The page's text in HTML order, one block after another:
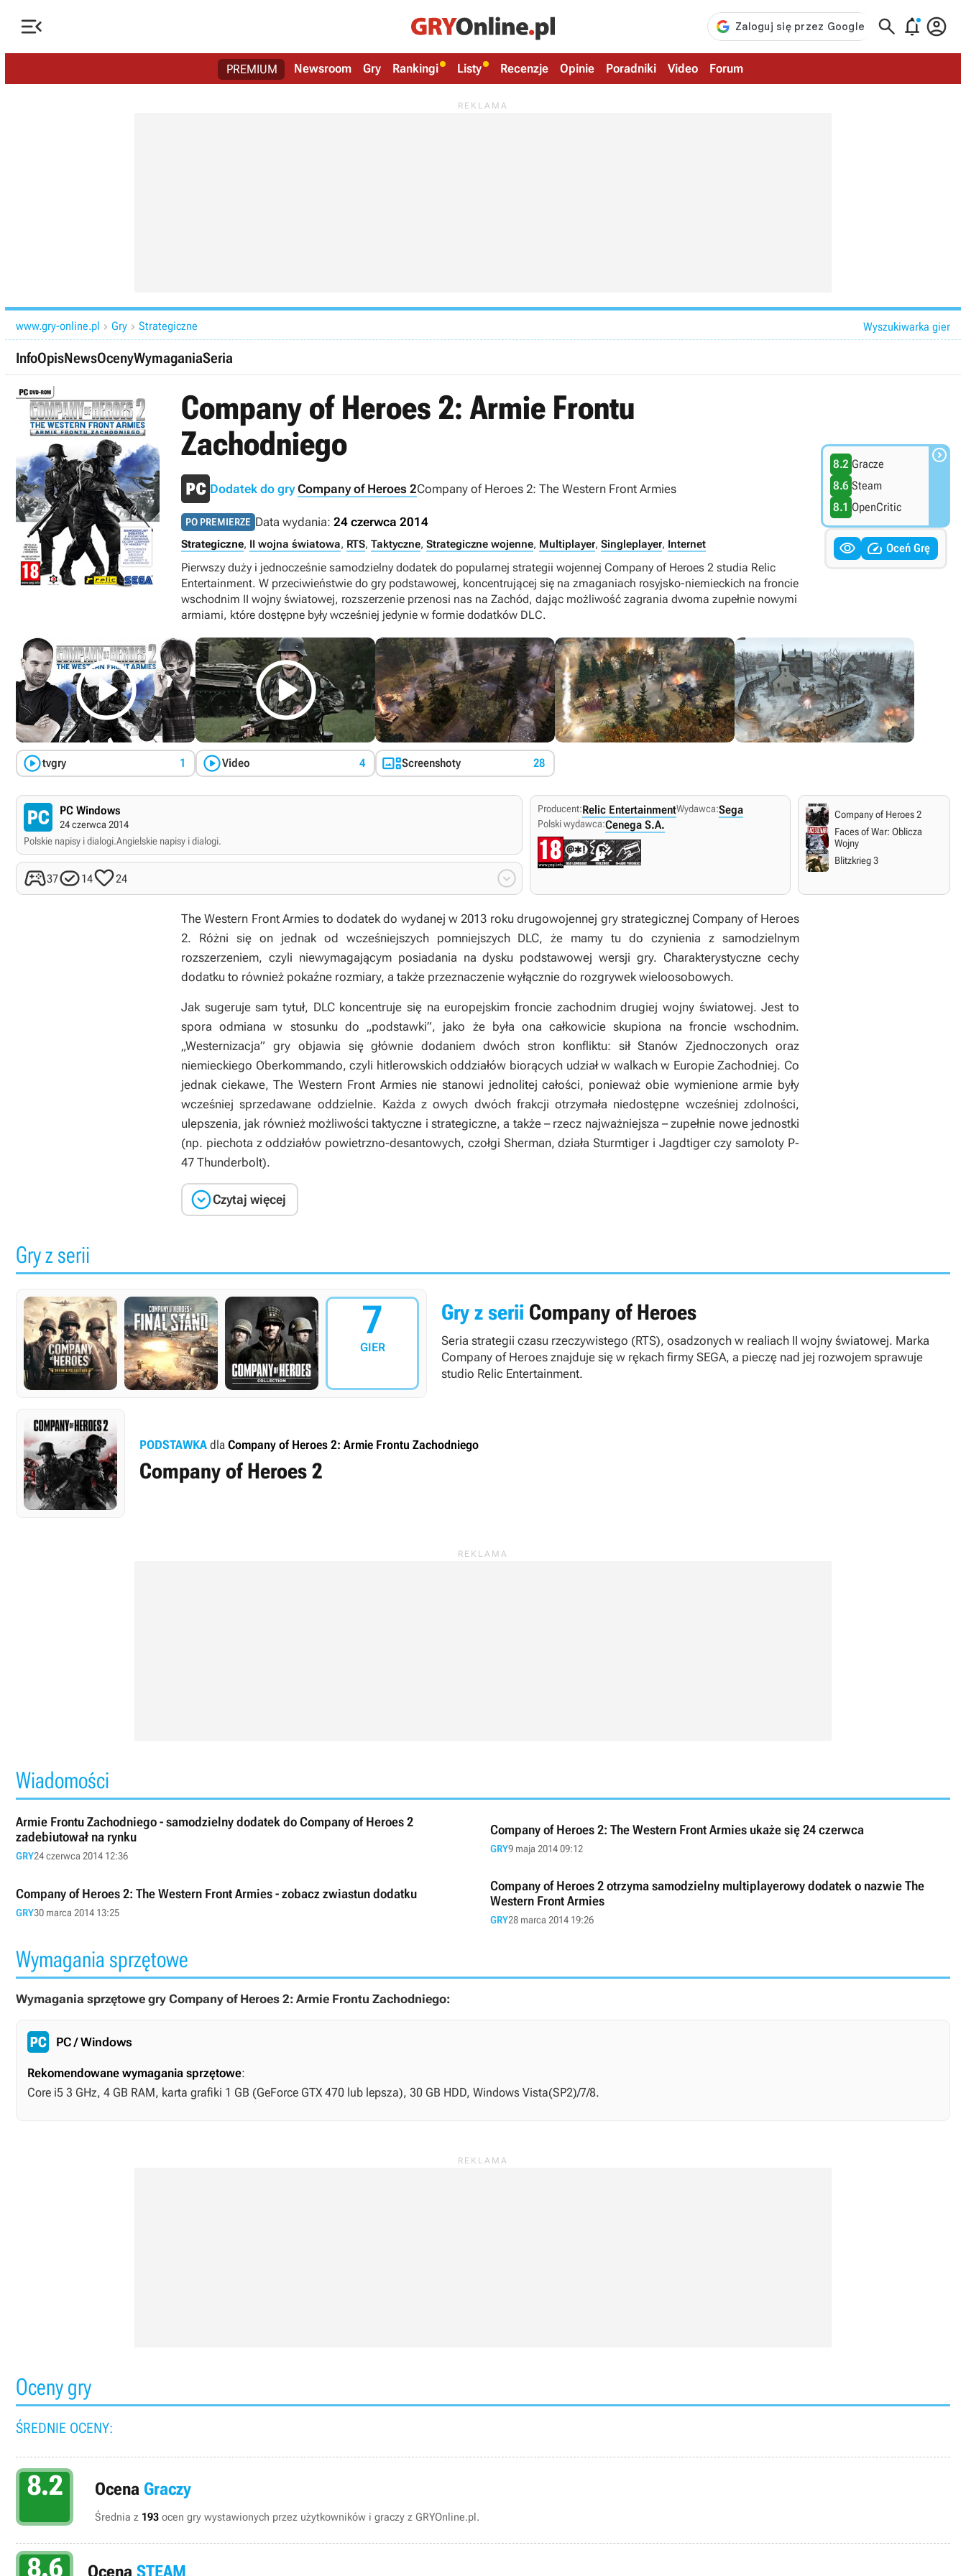
   
PREMIUM Newsroom Gry Rankingi Listy Recenzje Opinie Poradniki Video Forum
www.gry-online.pl  Gry  Strategiczne Wyszukiwarka gier
InfoOpisNewsOcenyWymaganiaSeria
Company of Heroes 2: Armie Frontu
Zachodniego
Dodatek do gry Company of Heroes 2Company of Heroes 2: The Western Front Armies
PO PREMIERZE Data wydania: 24 czerwca 2014
Strategiczne, II wojna światowa, RTS, Taktyczne, Strategiczne wojenne, Multiplayer, Singleplayer, Internet
Pierwszy duży i jednocześnie samodzielny dodatek do popularnej strategii wojennej Company of Heroes 2 studia Relic
Entertainment. W przeciwieństwie do gry podstawowej, koncentrującej się na zmaganiach rosyjsko-niemieckich na froncie
wschodnim II wojny światowej, rozszerzenie przenosi nas na Zachód, dając możliwość zagrania dwoma zupełnie nowymi
armiami, które dostępne były wcześniej jedynie w formie dodatków DLC.
8.2 Gracze
8.6 Steam
8.1 OpenCritic

  Oceń Grę

tvgry 1

Video 4 Screenshoty 28
PC Windows
24 czerwca 2014
Polskie napisy i dialogi.Angielskie napisy i dialogi.
371424 
Producent:Relic EntertainmentWydawca:Sega
Polski wydawca:Cenega S.A.
Company of Heroes 2
Faces of War: Oblicza
Wojny
Blitzkrieg 3
The Western Front Armies to dodatek do wydanej w 2013 roku drugowojennej gry strategicznej Company of Heroes
2. Różni się on jednak od wcześniejszych pomniejszych DLC, że mamy tu do czynienia z samodzielnym
rozszerzeniem, czyli niewymagającym posiadania na dysku podstawowej wersji gry. Charakterystyczne cechy
dodatku to również pokaźne rozmiary, a także przeznaczenie wyłącznie do rozgrywek wieloosobowych.
Jak sugeruje sam tytuł, DLC koncentruje się na europejskim froncie zachodnim drugiej wojny światowej. Jest to
spora odmiana w stosunku do „podstawki”, jako że była ona całkowicie skupiona na froncie wschodnim.
„Westernizacja” gry objawia się głównie dodaniem dwóch stron konfliktu: sił Stanów Zjednoczonych oraz
niemieckiego Oberkommando, czyli hitlerowskich oddziałów biorących udział w walkach w Europie Zachodniej. Co
jednak ciekawe,The Western Front Armiesnie stanowi jednolitej całości, ponieważ obie wymienione armie były
wcześniej sprzedawane oddzielnie. Każda z owych dwóch frakcji otrzymała niedostępne wcześniej zdolności,
ulepszenia, jak również możliwości taktyczne i strategiczne, a także – rzecz najważniejsza – zupełnie nowe jednostki
(np. piechota z oddziałów powietrzno-desantowych, czołgi Sherman, działa Sturmtiger i Jagdtiger czy samoloty P-
47 Thunderbolt).
Czytaj więcej
Gry z serii
7
GIER
Gry z serii Company of Heroes
Seria strategii czasu rzeczywistego (RTS), osadzonych w realiach II wojny światowej. Marka
Company of Heroes znajduje się w rękach firmy SEGA, a pieczę nad jej rozwojem sprawuje
studio Relic Entertainment.
PODSTAWKA dla Company of Heroes 2: Armie Frontu Zachodniego
Company of Heroes 2
Wiadomości
Armie Frontu Zachodniego - samodzielny dodatek do Company of Heroes 2
zadebiutował na rynku
GRY24 czerwca 2014 12:36
Company of Heroes 2: The Western Front Armies ukaże się 24 czerwca
GRY9 maja 2014 09:12
Company of Heroes 2: The Western Front Armies - zobacz zwiastun dodatku
GRY30 marca 2014 13:25
Company of Heroes 2 otrzyma samodzielny multiplayerowy dodatek o nazwie The
Western Front Armies
GRY28 marca 2014 19:26
Wymagania sprzętowe
Wymagania sprzętowe gry Company of Heroes 2: Armie Frontu Zachodniego:
PC / Windows
Rekomendowane wymagania sprzętowe:
Core i5 3 GHz, 4 GB RAM, karta grafiki 1 GB (GeForce GTX 470 lub lepsza), 30 GB HDD, Windows Vista(SP2)/7/8.
Oceny gry
ŚREDNIE OCENY:
8.2 Ocena Graczy
Średnia z 193 ocen gry wystawionych przez użytkowników i graczy z GRYOnline.pl.
8.6 Ocena STEAM